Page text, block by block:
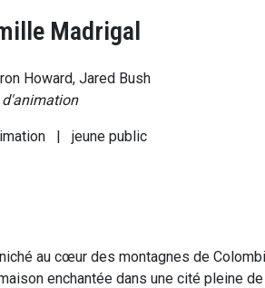
Madrigal
Howard, Jared Bush
| jeune public
au cœur des montagnes de
enchantée dans une cité pleine